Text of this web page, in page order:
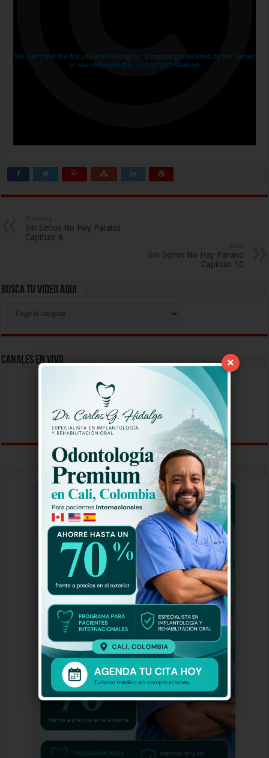
Sin Senos No Hay Paraiso
Capitulo 8
Sin Senos No Hay Paraiso
Capitulo 10
Busca Tu Video Aqui
Aqui
Canales En Vivo ×